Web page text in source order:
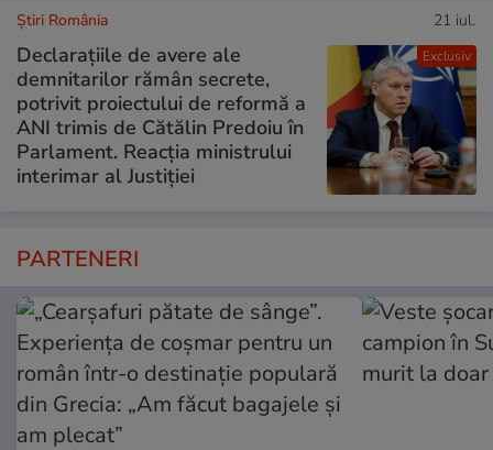
Exclusiv
Știri România 21 iul.
Declarațiile de avere ale
demnitarilor rămân secrete,
potrivit proiectului de reformă a
ANI trimis de Cătălin Predoiu în
Parlament. Reacția ministrului
interimar al Justiției
PARTENERI